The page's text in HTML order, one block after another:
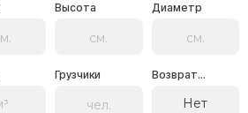
Высота Диаметр
Грузчики Возврат...
Нет